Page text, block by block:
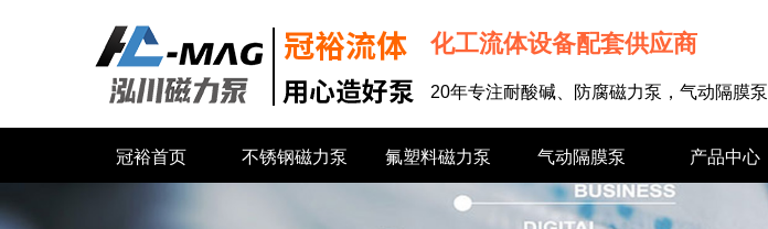
化工流体设备配套供应商
20年专注耐酸碱、防腐磁力泵，气动隔膜
冠裕首页 不锈钢磁力泵 氟塑料磁力泵 气动隔膜泵 产品中心